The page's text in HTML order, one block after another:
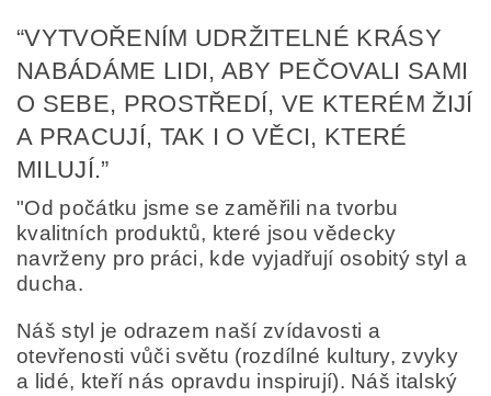
Odesláním formuláře/objednávky vyjadřujete souhlas
se zpracováním osobních údajů v souladu s definicí
ochrany osobních údajů .
“VYTVOŘENÍM UDRŽITELNÉ KRÁSY
NABÁDÁME LIDI, ABY PEČOVALI SAMI
O SEBE, PROSTŘEDÍ, VE KTERÉM ŽIJÍ
A PRACUJÍ, TAK I O VĚCI, KTERÉ
MILUJÍ.”
"Od počátku jsme se zaměřili na tvorbu
kvalitních produktů, které jsou vědecky
navrženy pro práci, kde vyjadřují osobitý styl a
ducha.
Náš styl je odrazem naší zvídavosti a
otevřenosti vůči světu (rozdílné kultury, zvyky
a lidé, kteří nás opravdu inspirují). Náš italský